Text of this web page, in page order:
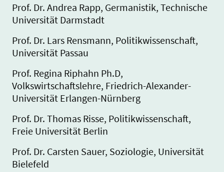
Prof. Dr. Andrea Rapp, Germanistik, Technische
Universität Darmstadt
Prof. Dr. Lars Rensmann, Politikwissenschaft,
Universität Passau
Prof. Regina Riphahn Ph.D,
Volkswirtschaftslehre, Friedrich-Alexander-
Universität Erlangen-Nürnberg
Prof. Dr. Thomas Risse, Politikwissenschaft,
Freie Universität Berlin
Prof. Dr. Carsten Sauer, Soziologie, Universität
Bielefeld